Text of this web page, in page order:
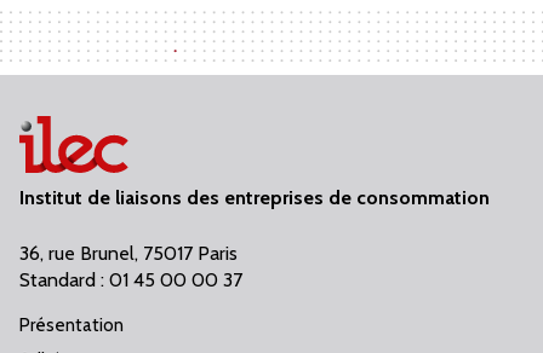
Institut de liaisons des entreprises de consommation
36, rue Brunel, 75017 Paris
Standard : 01 45 00 00 37
Présentation